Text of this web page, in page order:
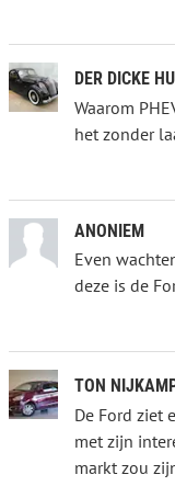
DER DICKE
Waarom
het zonder
ANONIEM
Even
deze is de
TON
De Ford ziet
met zijn
markt zou